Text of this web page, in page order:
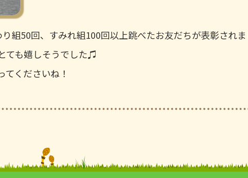
組50回、すみれ組100回以上跳べたお友だちが表彰されま
ても嬉しそうでした♫
くださいね！